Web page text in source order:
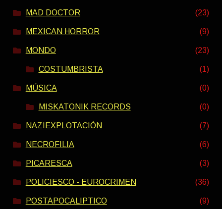
MAD DOCTOR (23)
MEXICAN HORROR (9)
MONDO (23)
COSTUMBRISTA (1)
MÚSICA (0)
MISKATONIK RECORDS (0)
NAZIEXPLOTACIÓN (7)
NECROFILIA (6)
PICARESCA (3)
POLICIESCO - EUROCRIMEN (36)
POSTAPOCALIPTICO (9)